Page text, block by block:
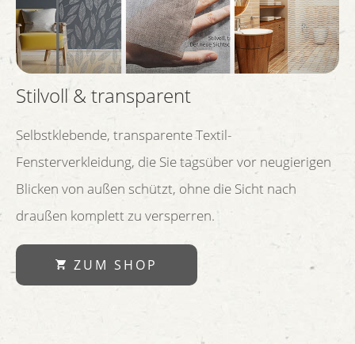
Stilvoll & transparent
Selbstklebende, transparente Textil-
Fensterverkleidung, die Sie tagsüber vor neugierigen
Blicken von außen schützt, ohne die Sicht nach
draußen komplett zu versperren.
ZUM SHOP